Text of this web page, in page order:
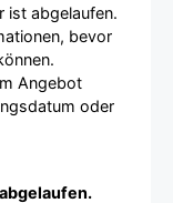
ist abgelaufen.
bevor
Angebot
oder